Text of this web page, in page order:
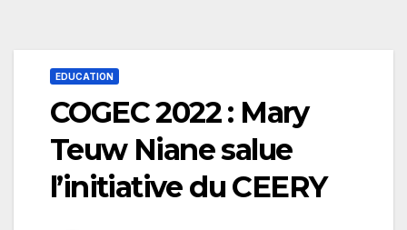
EDUCATION
COGEC 2022 : Mary
Teuw Niane salue
l’initiative du CEERY